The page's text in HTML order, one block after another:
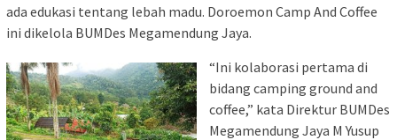
ada edukasi tentang lebah madu. Doroemon Camp And Coffee
ini dikelola BUMDes Megamendung Jaya.
“Ini kolaborasi pertama di
bidang camping ground and
coffee,” kata Direktur BUMDes
Megamendung Jaya M Yusup